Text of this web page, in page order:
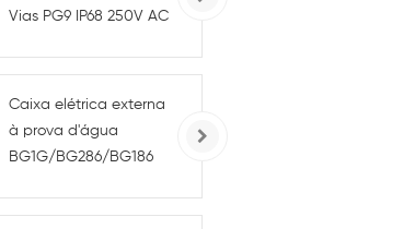
Vias PG9 IP68 250V AC
Caixa elétrica externa
à prova d'água
BG1G/BG286/BG186